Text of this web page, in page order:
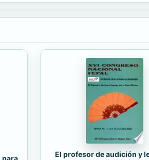
El profesor de audición y